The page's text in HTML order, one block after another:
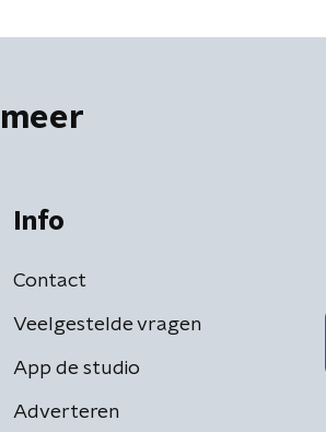
Info
Contact
Veelgestelde vragen
App de studio
Adverteren